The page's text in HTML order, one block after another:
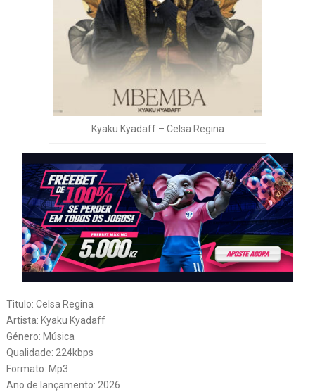
Kyaku Kyadaff – Celsa Regina
Titulo: Celsa Regina
Artista: Kyaku Kyadaff
Género: Música
Qualidade: 224kbps
Formato: Mp3
Ano de lançamento: 2026